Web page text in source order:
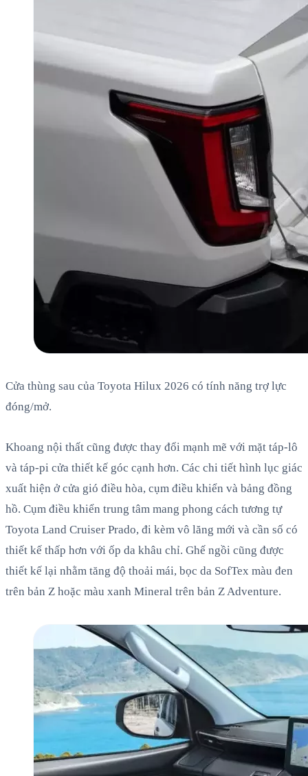
Cửa thùng sau của Toyota Hilux 2026 có tính năng trợ lực
đóng/mở.
Khoang nội thất cũng được thay đổi mạnh mẽ với mặt táp-lô
và táp-pi cửa thiết kế góc cạnh hơn. Các chi tiết hình lục giác
xuất hiện ở cửa gió điều hòa, cụm điều khiển và bảng đồng
hồ. Cụm điều khiển trung tâm mang phong cách tương tự
Toyota Land Cruiser Prado, đi kèm vô lăng mới và cần số có
thiết kế thấp hơn với ốp da khâu chỉ. Ghế ngồi cũng được
thiết kế lại nhằm tăng độ thoải mái, bọc da SofTex màu đen
trên bản Z hoặc màu xanh Mineral trên bản Z Adventure.